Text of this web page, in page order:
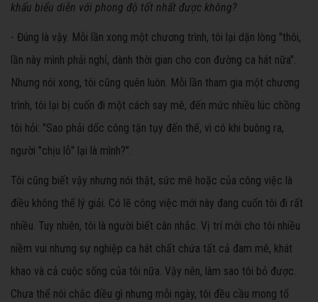
khấu biểu diễn với phong độ tốt nhất được không?
- Đúng là vậy. Mỗi lần xong một chương trình, tôi lại dặn lòng "thôi,
lần này mình phải nghỉ, dành thời gian cho con đường ca hát nữa".
Nhưng nói xong, tôi cũng quên luôn. Mỗi lần tham gia một chương
trình, tôi lại bị cuốn đi một cách say mê, đến mức nhiều lúc chồng
tôi hỏi: "Sao phải dốc công tận tụy đến thế, vì có khi buông ra,
người "chịu lỗ" lại là mình?".
Tôi cũng biết vậy nhưng nói thật, sức mê hoặc của công việc là
điều không thể lý giải. Có lẽ công việc mới này đang cuốn tôi đi rất
nhiều. Tuy nhiên, tôi là người biết cân nhắc. Vị trí mới cho tôi nhiều
niềm vui nhưng sự nghiệp ca hát chất chứa tất cả đam mê, khát
khao và cả cuộc sống của tôi nữa. Vậy nên, làm sao tôi bỏ được.
Chưa thể nói chắc điều gì nhưng mỗi ngày, tôi đều cầu mong tổ